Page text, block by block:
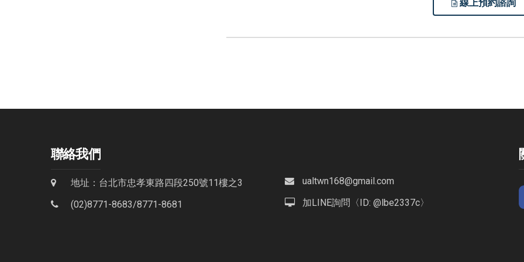
線上預約諮詢
聯絡我們
地址：台北市忠孝東路四段250號11樓之3
(02)8771-8683/8771-8681
ualtwn168@gmail.com
加LINE詢問〈ID: @lbe2337c〉